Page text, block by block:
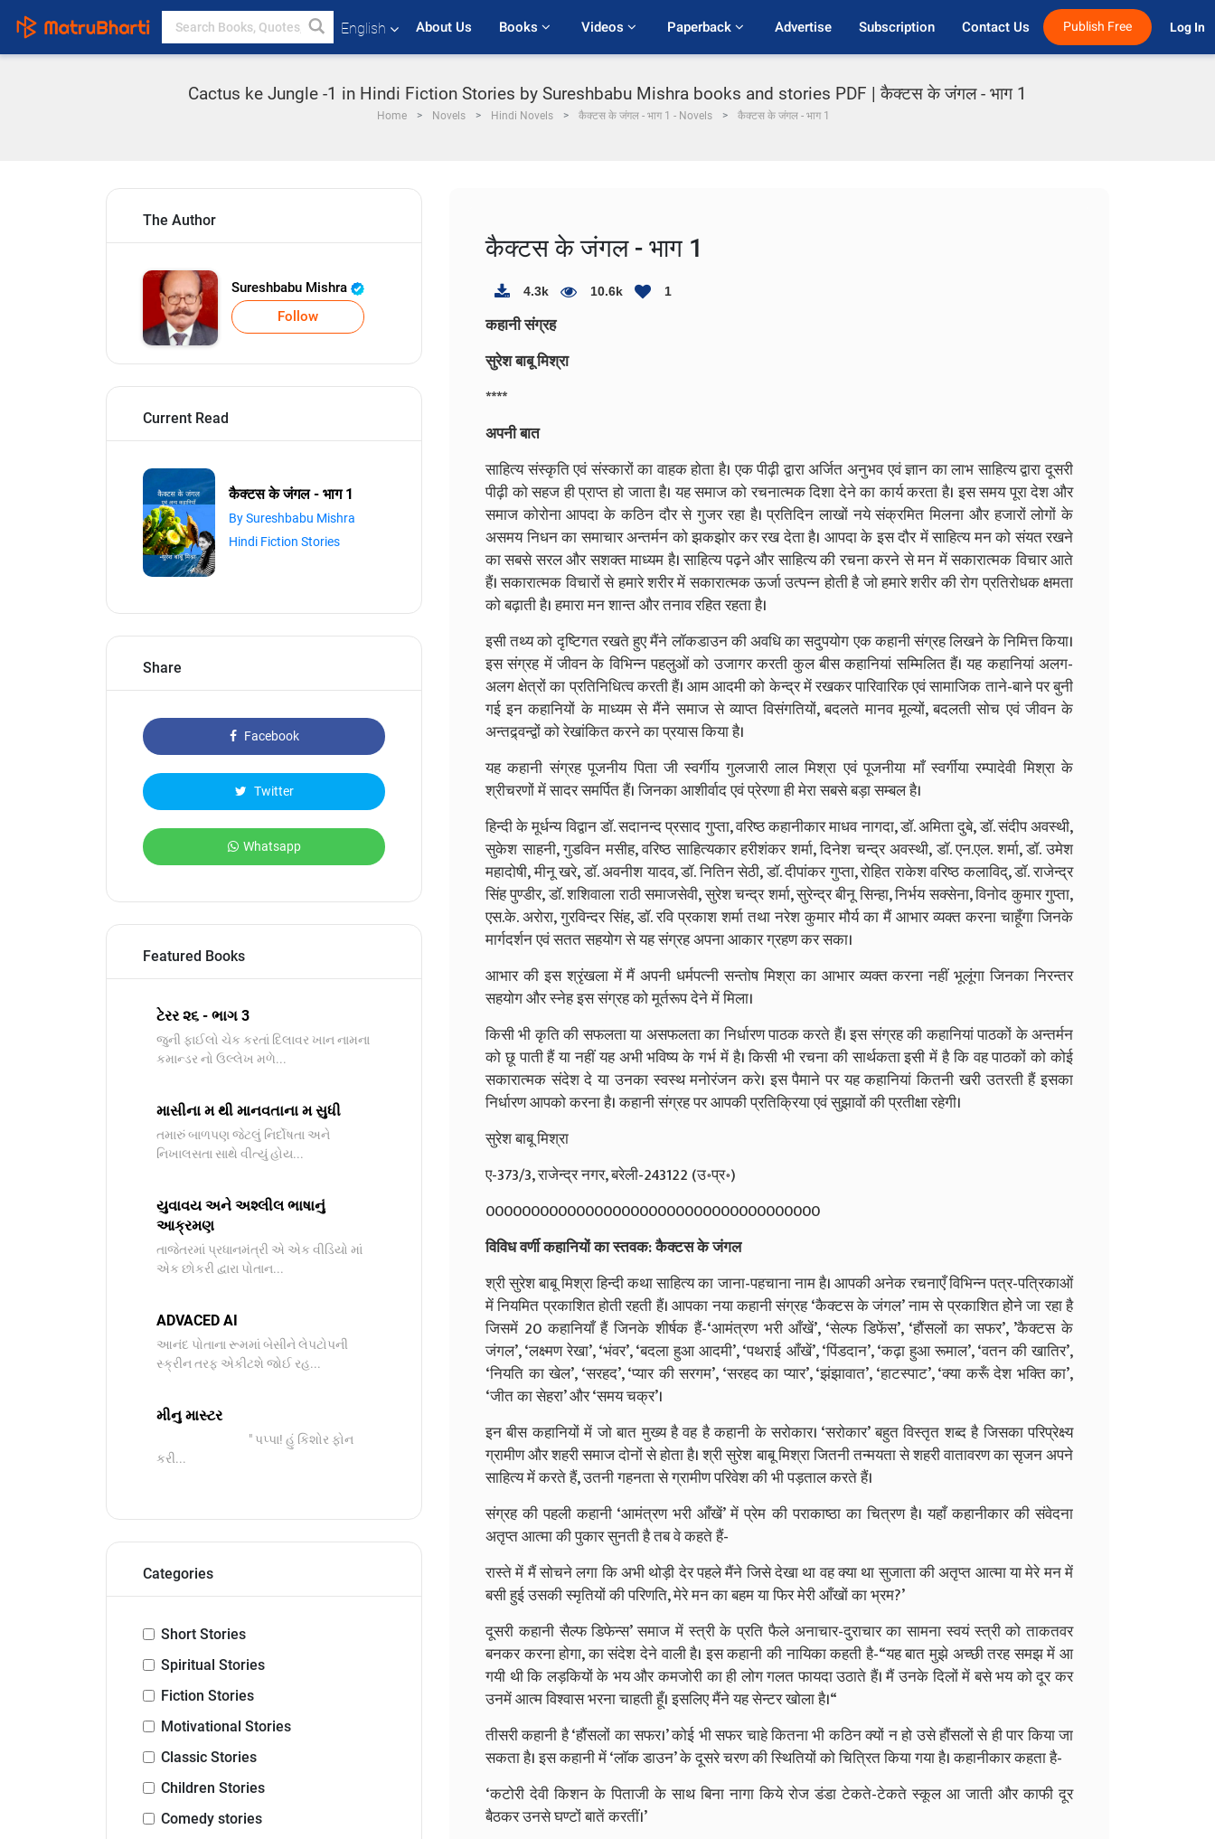
English About Us Books Videos Paperback Advertise Subscription Contact Us Publish Free Log In
Cactus ke Jungle -1 in Hindi Fiction Stories by Sureshbabu Mishra books and stories PDF | कैक्टस के जंगल - भाग 1
Home Novels Hindi Novels कैक्टस के जंगल - भाग 1 - Novels कैक्टस के जंगल - भाग 1
The Author
Sureshbabu Mishra
Follow
Current Read
कैक्टस के जंगल - भाग 1
By Sureshbabu Mishra
Hindi Fiction Stories
Share
Facebook
Twitter
Whatsapp
Featured Books
ટેરર ૨૬ - ભાગ 3
જુની ફાઈલો ચેક કરતાં દિલાવર ખાન નામના
કમાન્ડર નો ઉલ્લેખ મળે...
માસીના મ થી માનવતાના મ સુધી
તમારું બાળપણ જેટલું નિર્દોષતા અને
નિખાલસતા સાથે વીત્યું હોય...
યુવાવય અને અશ્લીલ ભાષાનું
આક્રમણ
તાજેતરમાં પ્રધાનમંત્રી એ એક વીડિયો માં
એક છોકરી દ્વારા પોતાન...
ADVACED AI
આનંદ પોતાના રૂમમાં બેસીને લેપટોપની
સ્ક્રીન તરફ એકીટશે જોઈ રહ...
મીનુ માસ્ટર
" પપ્પા! હું કિશોર ફોન
કરી...
Categories
Short Stories
Spiritual Stories
Fiction Stories
Motivational Stories
Classic Stories
Children Stories
Comedy stories
कैक्टस के जंगल - भाग 1
4.3k 10.6k 1
कहानी संग्रह
सुरेश बाबू मिश्रा
****
अपनी बात
साहित्य संस्कृति एवं संस्कारों का वाहक होता है। एक पीढ़ी द्वारा अर्जित अनुभव एवं ज्ञान का लाभ साहित्य द्वारा दूसरी
पीढ़ी को सहज ही प्राप्त हो जाता है। यह समाज को रचनात्मक दिशा देने का कार्य करता है। इस समय पूरा देश और
समाज कोरोना आपदा के कठिन दौर से गुजर रहा है। प्रतिदिन लाखों नये संक्रमित मिलना और हजारों लोगों के
असमय निधन का समाचार अन्तर्मन को झकझोर कर रख देता है। आपदा के इस दौर में साहित्य मन को संयत रखने
का सबसे सरल और सशक्त माध्यम है। साहित्य पढ़ने और साहित्य की रचना करने से मन में सकारात्मक विचार आते
हैं। सकारात्मक विचारों से हमारे शरीर में सकारात्मक ऊर्जा उत्पन्न होती है जो हमारे शरीर की रोग प्रतिरोधक क्षमता
को बढ़ाती है। हमारा मन शान्त और तनाव रहित रहता है।
इसी तथ्य को दृष्टिगत रखते हुए मैंने लॉकडाउन की अवधि का सदुपयोग एक कहानी संग्रह लिखने के निमित्त किया।
इस संग्रह में जीवन के विभिन्न पहलुओं को उजागर करती कुल बीस कहानियां सम्मिलित हैं। यह कहानियां अलग-
अलग क्षेत्रों का प्रतिनिधित्व करती हैं। आम आदमी को केन्द्र में रखकर पारिवारिक एवं सामाजिक ताने-बाने पर बुनी
गई इन कहानियों के माध्यम से मैंने समाज से व्याप्त विसंगतियों, बदलते मानव मूल्यों, बदलती सोच एवं जीवन के
अन्तद्र्वन्द्वों को रेखांकित करने का प्रयास किया है।
यह कहानी संग्रह पूजनीय पिता जी स्वर्गीय गुलजारी लाल मिश्रा एवं पूजनीया माँ स्वर्गीया रम्पादेवी मिश्रा के
श्रीचरणों में सादर समर्पित हैं। जिनका आशीर्वाद एवं प्रेरणा ही मेरा सबसे बड़ा सम्बल है।
हिन्दी के मूर्धन्य विद्वान डॉ. सदानन्द प्रसाद गुप्ता, वरिष्ठ कहानीकार माधव नागदा, डॉ. अमिता दुबे, डॉ. संदीप अवस्थी,
सुकेश साहनी, गुडविन मसीह, वरिष्ठ साहित्यकार हरीशंकर शर्मा, दिनेश चन्द्र अवस्थी, डॉ. एन.एल. शर्मा, डॉ. उमेश
महादोषी, मीनू खरे, डॉ. अवनीश यादव, डॉ. नितिन सेठी, डॉ. दीपांकर गुप्ता, रोहित राकेश वरिष्ठ कलाविद्, डॉ. राजेन्द्र
सिंह पुण्डीर, डॉ. शशिवाला राठी समाजसेवी, सुरेश चन्द्र शर्मा, सुरेन्द्र बीनू सिन्हा, निर्भय सक्सेना, विनोद कुमार गुप्ता,
एस.के. अरोरा, गुरविन्दर सिंह, डॉ. रवि प्रकाश शर्मा तथा नरेश कुमार मौर्य का मैं आभार व्यक्त करना चाहूँगा जिनके
मार्गदर्शन एवं सतत सहयोग से यह संग्रह अपना आकार ग्रहण कर सका।
आभार की इस श्रृंखला में मैं अपनी धर्मपत्नी सन्तोष मिश्रा का आभार व्यक्त करना नहीं भूलूंगा जिनका निरन्तर
सहयोग और स्नेह इस संग्रह को मूर्तरूप देने में मिला।
किसी भी कृति की सफलता या असफलता का निर्धारण पाठक करते हैं। इस संग्रह की कहानियां पाठकों के अन्तर्मन
को छू पाती हैं या नहीं यह अभी भविष्य के गर्भ में है। किसी भी रचना की सार्थकता इसी में है कि वह पाठकों को कोई
सकारात्मक संदेश दे या उनका स्वस्थ मनोरंजन करे। इस पैमाने पर यह कहानियां कितनी खरी उतरती हैं इसका
निर्धारण आपको करना है। कहानी संग्रह पर आपकी प्रतिक्रिया एवं सुझावों की प्रतीक्षा रहेगी।
सुरेश बाबू मिश्रा
ए-373/3, राजेन्द्र नगर, बरेली-243122 (उ॰प्र॰)
0000000000000000000000000000000000000
विविध वर्णी कहानियों का स्तवक: कैक्टस के जंगल
श्री सुरेश बाबू मिश्रा हिन्दी कथा साहित्य का जाना-पहचाना नाम है। आपकी अनेक रचनाएँ विभिन्न पत्र-पत्रिकाओं
में नियमित प्रकाशित होती रहती हैं। आपका नया कहानी संग्रह ‘कैक्टस के जंगल’ नाम से प्रकाशित होेने जा रहा है
जिसमें 20 कहानियाँ हैं जिनके शीर्षक हैं-‘आमंत्रण भरी आँखें’, ‘सेल्फ डिफेंस’, ‘हौंसलों का सफर’, ’कैक्टस के
जंगल’, ‘लक्ष्मण रेखा’, ‘भंवर’, ‘बदला हुआ आदमी’, ‘पथराई आँखें’, ‘पिंडदान’, ‘कढ़ा हुआ रूमाल’, ‘वतन की खातिर’,
‘नियति का खेल’, ‘सरहद’, ‘प्यार की सरगम’, ‘सरहद का प्यार’, ‘झंझावात’, ‘हाटस्पाट’, ‘क्या करूँ देश भक्ति का’,
‘जीत का सेहरा’ और ‘समय चक्र’।
इन बीस कहानियों में जो बात मुख्य है वह है कहानी के सरोकार। ‘सरोकार’ बहुत विस्तृत शब्द है जिसका परिप्रेक्ष्य
ग्रामीण और शहरी समाज दोनों से होता है। श्री सुरेश बाबू मिश्रा जितनी तन्मयता से शहरी वातावरण का सृजन अपने
साहित्य में करते हैं, उतनी गहनता से ग्रामीण परिवेश की भी पड़ताल करते हैं।
संग्रह की पहली कहानी ‘आमंत्रण भरी आँखें’ में प्रेम की पराकाष्ठा का चित्रण है। यहाँ कहानीकार की संवेदना
अतृप्त आत्मा की पुकार सुनती है तब वे कहते हैं-
रास्ते में मैं सोचने लगा कि अभी थोड़ी देर पहले मैंने जिसे देखा था वह क्या था सुजाता की अतृप्त आत्मा या मेरे मन में
बसी हुई उसकी स्मृतियों की परिणति, मेरे मन का बहम या फिर मेरी आँखों का भ्रम?’
दूसरी कहानी सैल्फ डिफेन्स’ समाज में स्त्री के प्रति फैले अनाचार-दुराचार का सामना स्वयं स्त्री को ताकतवर
बनकर करना होगा, का संदेश देने वाली है। इस कहानी की नायिका कहती है-“यह बात मुझे अच्छी तरह समझ में आ
गयी थी कि लड़कियों के भय और कमजोरी का ही लोग गलत फायदा उठाते हैं। मैं उनके दिलों में बसे भय को दूर कर
उनमें आत्म विश्वास भरना चाहती हूँ। इसलिए मैंने यह सेन्टर खोला है।“
तीसरी कहानी है ‘हौंसलों का सफर।’ कोई भी सफर चाहे कितना भी कठिन क्यों न हो उसे हौंसलों से ही पार किया जा
सकता है। इस कहानी में ‘लाॅक डाउन’ के दूसरे चरण की स्थितियों को चित्रित किया गया है। कहानीकार कहता है-
‘कटोरी देवी किशन के पिताजी के साथ बिना नागा किये रोज डंडा टेकते-टेकते स्कूल आ जाती और काफी दूर
बैठकर उनसे घण्टों बातें करतीं।’